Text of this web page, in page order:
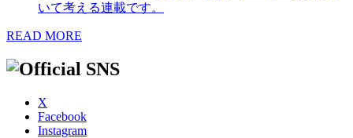
いて考える連載です。
READ MORE
X
Facebook
Instagram